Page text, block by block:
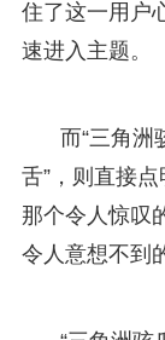
住了这一用户
速进入主题。
而“三角洲
舌”，则直接
那个令人惊叹
令人意想不到